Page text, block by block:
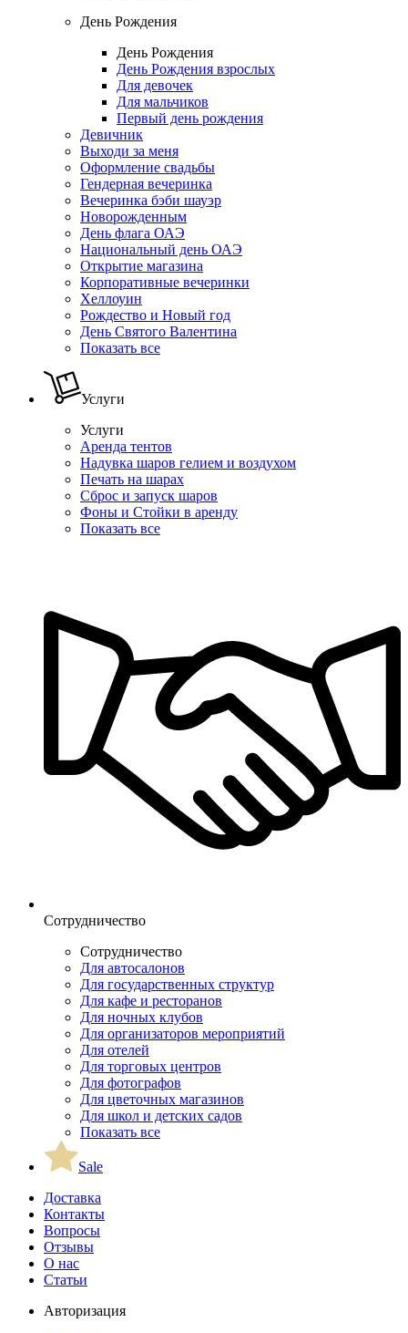
День Рождения
День Рождения
День Рождения взрослых
Для девочек
Для мальчиков
Первый день рождения
Девичник
Выходи за меня
Оформление свадьбы
Гендерная вечеринка
Вечеринка бэби шауэр
Новорожденным
День флага ОАЭ
Национальный день ОАЭ
Открытие магазина
Корпоративные вечеринки
Хеллоуин
Рождество и Новый год
День Святого Валентина
Показать все
Услуги
Услуги
Аренда тентов
Надувка шаров гелием и воздухом
Печать на шарах
Сброс и запуск шаров
Фоны и Стойки в аренду
Показать все
Сотрудничество
Сотрудничество
Для автосалонов
Для государственных структур
Для кафе и ресторанов
Для ночных клубов
Для организаторов мероприятий
Для отелей
Для торговых центров
Для фотографов
Для цветочных магазинов
Для школ и детских садов
Показать все
Sale
Доставка
Контакты
Вопросы
Отзывы
О нас
Статьи
Авторизация